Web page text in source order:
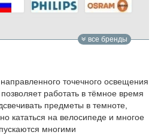
все бренды
точечного освещения
работать в тёмное время
предметы в темноте,
кататься на велосипеде и многое
многими